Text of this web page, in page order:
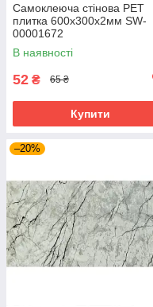
Самоклеюча стінова PET
плитка 600х300х2мм SW-
00001672
В наявності
52 ₴ 65 ₴
Купити
–20%